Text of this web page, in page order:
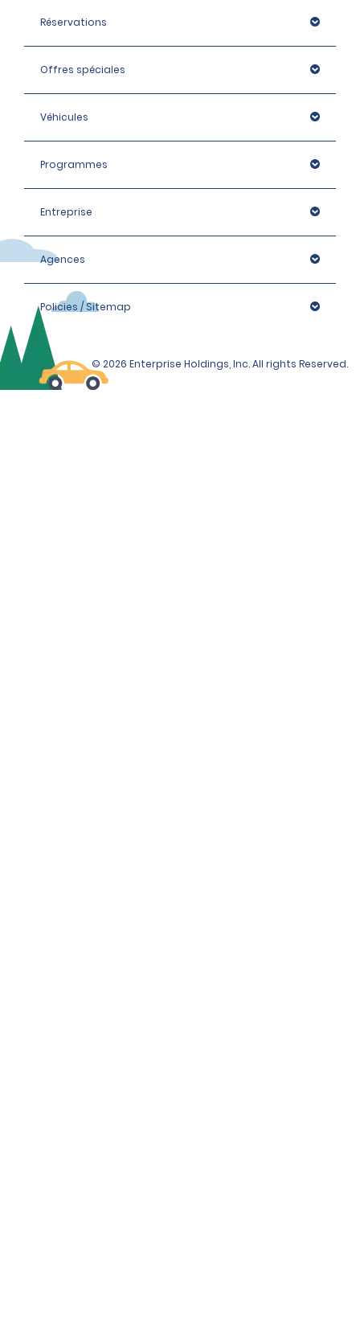
Réservations
Offres spéciales
Véhicules
Programmes
Entreprise
Agences
Policies / Sitemap
© 2026 Enterprise Holdings, Inc. All rights Reserved.